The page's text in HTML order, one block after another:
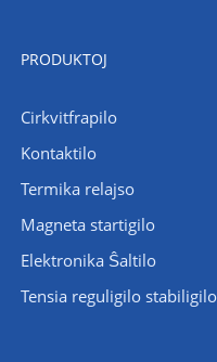
PRODUKTOJ
Cirkvitfrapilo
Kontaktilo
Termika relajso
Magneta startigilo
Elektronika Ŝaltilo
Tensia reguligilo stabiligilo